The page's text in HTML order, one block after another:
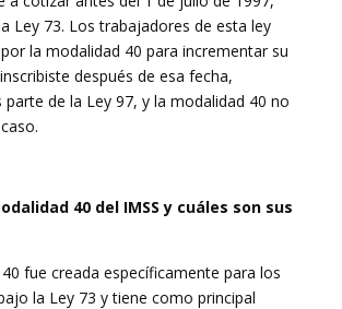
Ley 73. Los trabajadores de esta ley
la modalidad 40 para incrementar su
después de esa fecha,
parte de la Ley 97, y la modalidad 40 no
40 del IMSS y cuáles son sus
fue creada específicamente para los
la Ley 73 y tiene como principal